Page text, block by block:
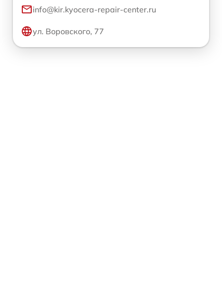
info@kir.kyocera-repair-center.ru
ул. Воровского, 77